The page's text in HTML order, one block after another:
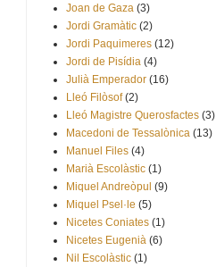
Joan de Gaza (3)
Jordi Gramàtic (2)
Jordi Paquimeres (12)
Jordi de Pisídia (4)
Julià Emperador (16)
Lleó Filòsof (2)
Lleó Magistre Querosfactes (3)
Macedoni de Tessalònica (13)
Manuel Files (4)
Marià Escolàstic (1)
Miquel Andreòpul (9)
Miquel Psel·le (5)
Nicetes Coniates (1)
Nicetes Eugenià (6)
Nil Escolàstic (1)